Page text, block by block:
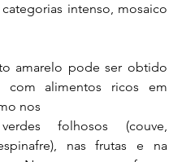
intenso, mosaico
amarelo pode ser obtido
nos
folhosos (couve,
nas frutas e na